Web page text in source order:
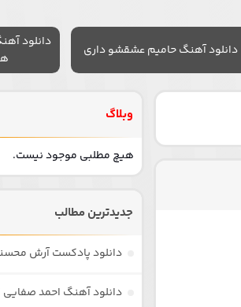
دانلود آهنگ حامیم عشقشو داری
دانلود
وبلاگ
هیچ مطلبی موجود نیست.
جدیدترین مطالب
دانلود پادکست آرش محسنی
دانلود آهنگ احمد صفایی